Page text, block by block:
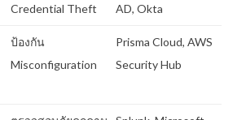
Credential Theft
AD, Okta
ป้องกัน
Misconfiguration
Prisma Cloud, AWS
Security Hub